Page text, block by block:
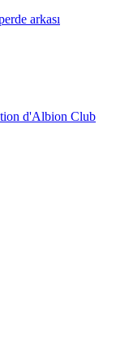
arkası
d'Albion Club